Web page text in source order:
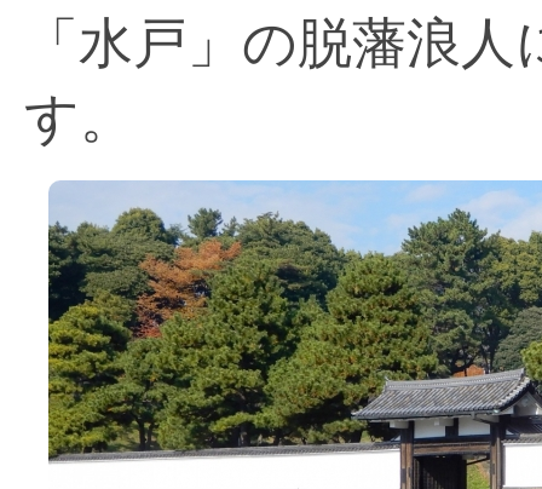
「水戸」の脱藩浪
す。